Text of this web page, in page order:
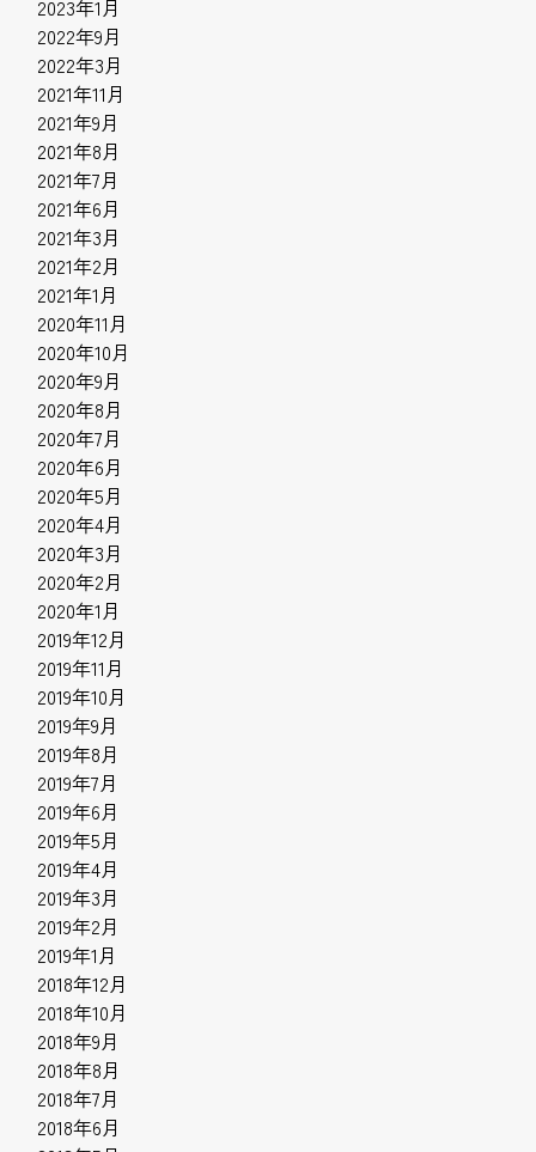
2023年1月
2022年9月
2022年3月
2021年11月
2021年9月
2021年8月
2021年7月
2021年6月
2021年3月
2021年2月
2021年1月
2020年11月
2020年10月
2020年9月
2020年8月
2020年7月
2020年6月
2020年5月
2020年4月
2020年3月
2020年2月
2020年1月
2019年12月
2019年11月
2019年10月
2019年9月
2019年8月
2019年7月
2019年6月
2019年5月
2019年4月
2019年3月
2019年2月
2019年1月
2018年12月
2018年10月
2018年9月
2018年8月
2018年7月
2018年6月